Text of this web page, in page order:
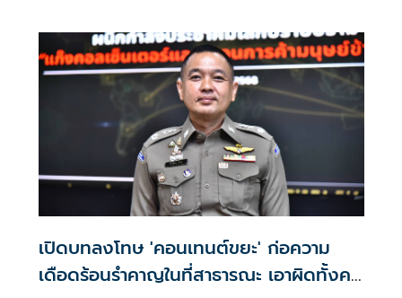
ทำคลิปนำวัตถุผงสีขาวใส่ถุง "กาวยาแนว"
เปิดบทลงโทษ 'คอนเทนต์ขยะ' ก่อความ
เดือดร้อนรำคาญในที่สาธารณะ เอาผิดทั้งคน